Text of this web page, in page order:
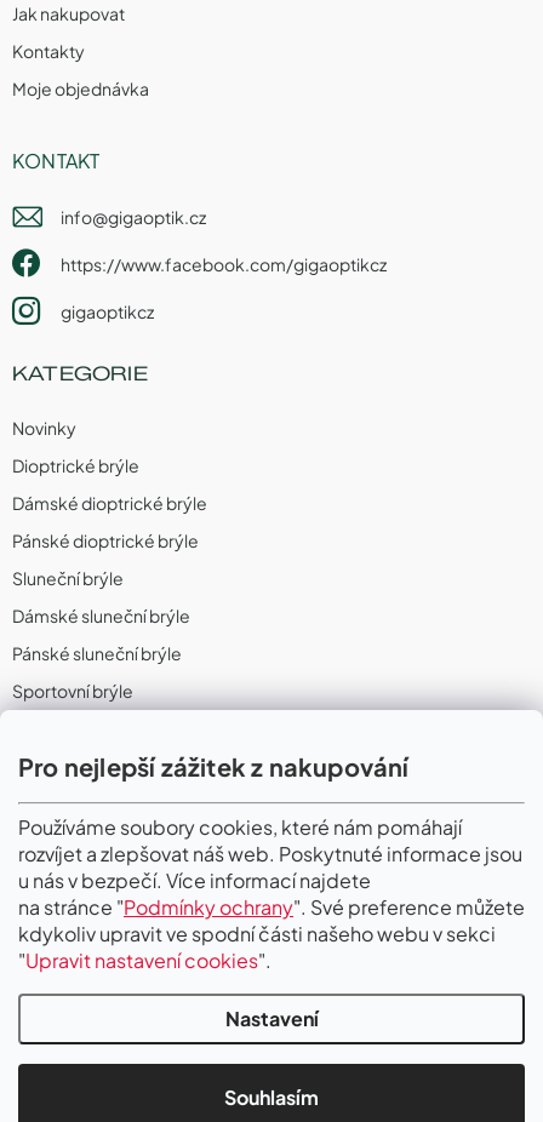
Pro nejlepší zážitek z nakupování
Používáme soubory cookies, které nám pomáhají
rozvíjet a zlepšovat náš web. Poskytnuté informace jsou
u nás v bezpečí. Více informací najdete
na stránce "Podmínky ochrany". Své preference můžete
kdykoliv upravit ve spodní části našeho webu v sekci
"Upravit nastavení cookies".
Nastavení
Souhlasím
Jak nakupovat
Kontakty
Moje objednávka
KONTAKT
info@gigaoptik.cz
https://www.facebook.com/gigaoptikcz
gigaoptikcz
KATEGORIE
Novinky
Dioptrické brýle
Dámské dioptrické brýle
Pánské dioptrické brýle
Sluneční brýle
Dámské sluneční brýle
Pánské sluneční brýle
Sportovní brýle
Sportovní dioptrické brýle
II. Jakost
PŘIJÍMÁME ONLINE PLATBY
Copyright 2026Gigaoptik. Všechna práva vyhrazena.Upravit nastavení
cookies